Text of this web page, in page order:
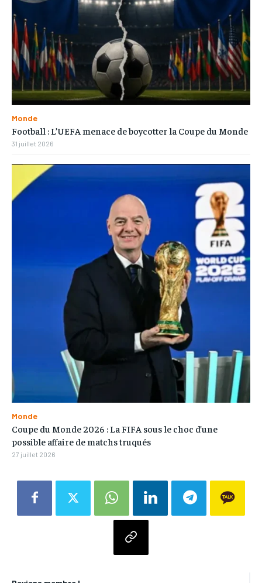
Monde
Football : L’UEFA menace de boycotter la Coupe du Monde
31 juillet 2026
Monde
Coupe du Monde 2026 : La FIFA sous le choc d’une
possible affaire de matchs truqués
27 juillet 2026